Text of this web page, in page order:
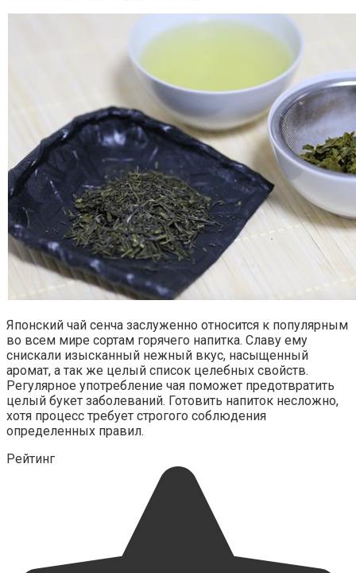
Японский чай сенча заслуженно относится к популярным
во всем мире сортам горячего напитка. Славу ему
снискали изысканный нежный вкус, насыщенный
аромат, а так же целый список целебных свойств.
Регулярное употребление чая поможет предотвратить
целый букет заболеваний. Готовить напиток несложно,
хотя процесс требует строгого соблюдения
определенных правил.
Рейтинг